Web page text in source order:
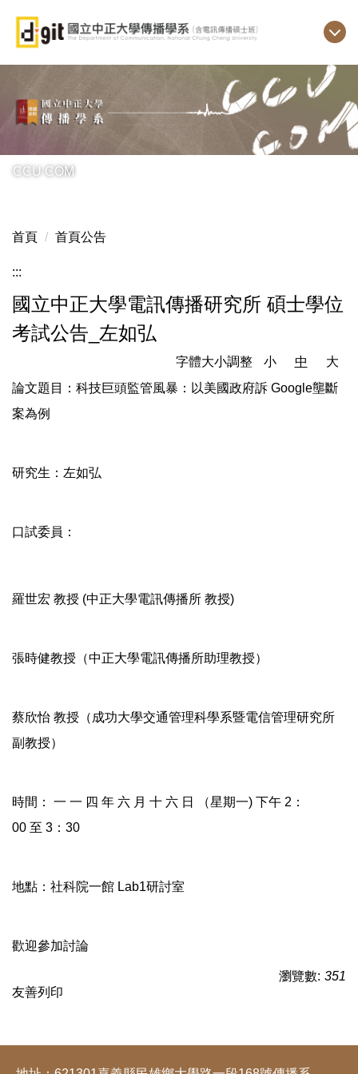
主
區
CCU COM
首頁 首頁公告
:::
國立中正大學電訊傳播研究所 碩士學位
考試公告_左如弘
字體大小調整 小 中
大
論文題目：科技巨頭監管風暴：以美國政府訴 Google壟斷
案為例
研究生：左如弘
口試委員：
羅世宏 教授 (中正大學電訊傳播所 教授)
張時健教授（中正大學電訊傳播所助理教授）
蔡欣怡 教授（成功大學交通管理科學系暨電信管理研究所
副教授）
時間： 一 一 四 年 六 月 十 六 日 （星期一) 下午 2：
00 至 3：30
地點：社科院一館 Lab1研討室
歡迎參加討論
瀏覽數: 351
友善列印